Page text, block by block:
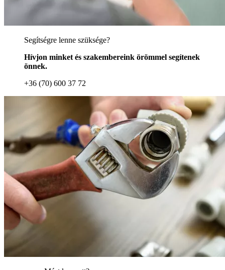
Segítségre lenne szüksége?
Hívjon minket és szakembereink örömmel segítenek
önnek.
+36 (70) 600 37 72